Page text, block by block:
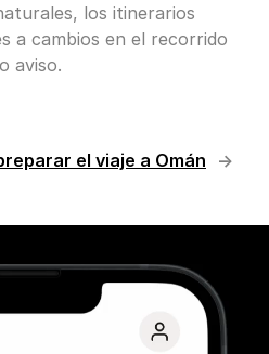
los itinerarios
a cambios en el recorrido
aviso.
el viaje a Omán